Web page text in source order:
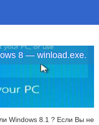
8 — winload.exe.
Windows 8.1 ? Если Вы не